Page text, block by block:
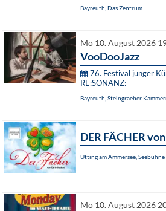
Bayreuth, Das Zentrum
Mo 10. August 2026
VooDooJazz
76. Festival junger
RE:SONANZ:
Bayreuth, Steingraeber
DER FÄCHER
Utting am Ammersee,
Mo 10. August 2026